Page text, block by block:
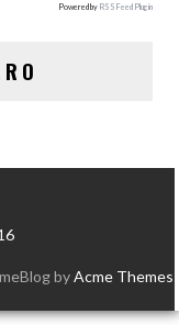
Powered by RSS Feed Plugin
byAcme Themes